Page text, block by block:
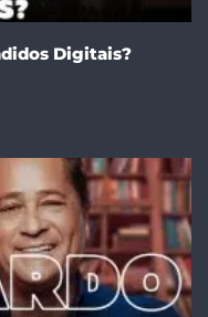
Digitais?